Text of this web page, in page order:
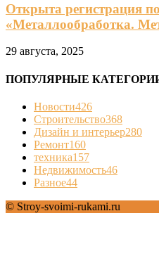
Открыта регистрация
«Металлообработка.
29 августа, 2025
ПОПУЛЯРНЫЕ
Новости426
Строительство368
Дизайн и интерьер280
Ремонт160
техника157
Недвижимость46
Разное44
© Stroy-svoimi-rukami.ru